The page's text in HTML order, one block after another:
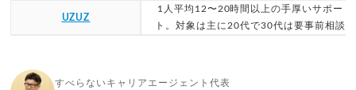
UZUZ
1人平均12〜20時間以上の手厚いサポー
ト。対象は主に20代で30代は要事前相談
すべらないキャリアエージェント代表